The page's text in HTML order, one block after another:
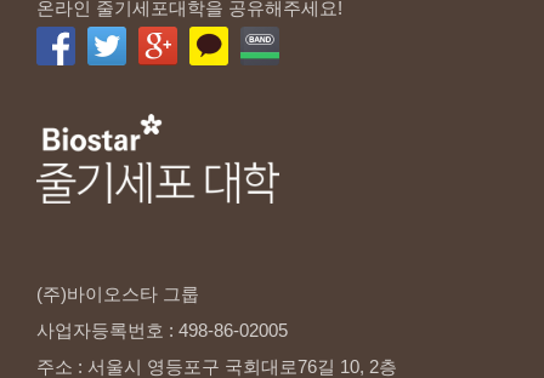
온라인 줄기세포대학을 공유해주세요!
(주)바이오스타 그룹
사업자등록번호 : 498-86-02005
주소 : 서울시 영등포구 국회대로76길 10, 2층